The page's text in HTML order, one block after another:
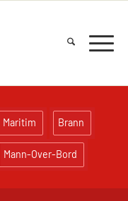
Maritim Brann
Mann-Over-Bord